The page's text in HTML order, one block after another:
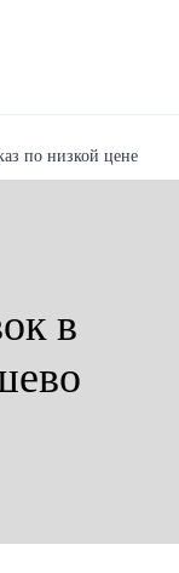
по низкой цене
в